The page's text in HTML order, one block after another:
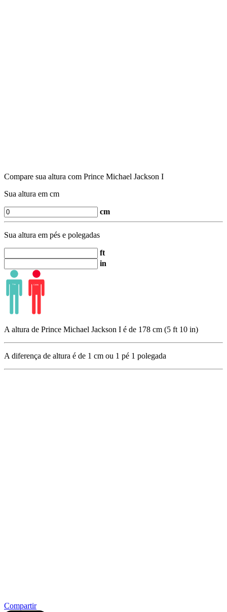
Compare sua altura com Prince Michael Jackson I
Sua altura em cm
cm
Sua altura em pés e polegadas
ft
in
A altura de Prince Michael Jackson I é de 178 cm (5 ft 10 in)
A diferença de altura é de 1 cm ou 1 pé 1 polegada
Compartir